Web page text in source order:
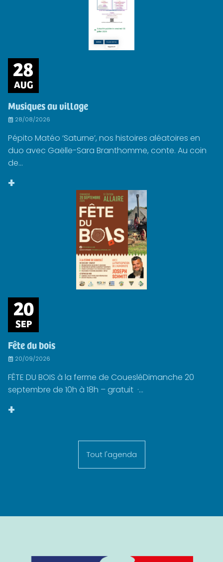
28
AUG
Musiques au village
28/08/2026
Pépito Matéo ‘Saturne’, nos histoires aléatoires en
duo avec Gaëlle-Sara Branthomme, conte. Au coin
de...
+
20
SEP
Fête du bois
20/09/2026
FÊTE DU BOIS à la ferme de CouesléDimanche 20
septembre de 10h à 18h – gratuit ·...
+
Tout l'agenda